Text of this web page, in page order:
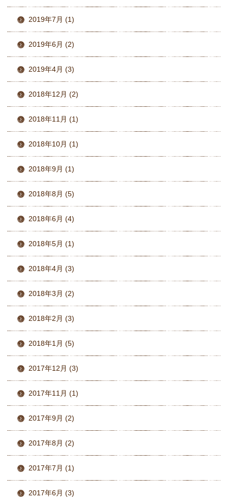
2019年7月 (1)
2019年6月 (2)
2019年4月 (3)
2018年12月 (2)
2018年11月 (1)
2018年10月 (1)
2018年9月 (1)
2018年8月 (5)
2018年6月 (4)
2018年5月 (1)
2018年4月 (3)
2018年3月 (2)
2018年2月 (3)
2018年1月 (5)
2017年12月 (3)
2017年11月 (1)
2017年9月 (2)
2017年8月 (2)
2017年7月 (1)
2017年6月 (3)